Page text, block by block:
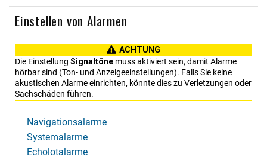
Einstellen von Alarmen
ACHTUNG
Die Einstellung Signaltöne muss aktiviert sein, damit Alarme
hörbar sind (Ton- und Anzeigeeinstellungen). Falls Sie keine
akustischen Alarme einrichten, könnte dies zu Verletzungen oder
Sachschäden führen.
Navigationsalarme
Systemalarme
Echolotalarme